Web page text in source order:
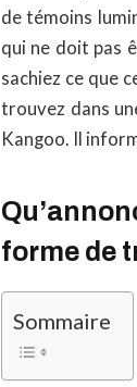
de témoins
qui ne doit pas
sachiez ce que
trouvez dans
Kangoo. Il
forme de
Sommaire